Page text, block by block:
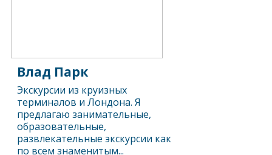
Влад Парк
Экскурсии из круизных
терминалов и Лондона. Я
предлагаю занимательные,
образовательные,
развлекательные экскурсии как
по всем знаменитым...